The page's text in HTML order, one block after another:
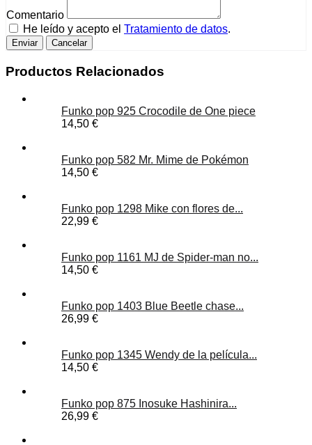
Comentario
He leído y acepto el Tratamiento de datos.
Productos Relacionados
Funko pop 925 Crocodile de One piece
14,50 €
Funko pop 582 Mr. Mime de Pokémon
14,50 €
Funko pop 1298 Mike con flores de...
22,99 €
Funko pop 1161 MJ de Spider-man no...
14,50 €
Funko pop 1403 Blue Beetle chase...
26,99 €
Funko pop 1345 Wendy de la película...
14,50 €
Funko pop 875 Inosuke Hashinira...
26,99 €